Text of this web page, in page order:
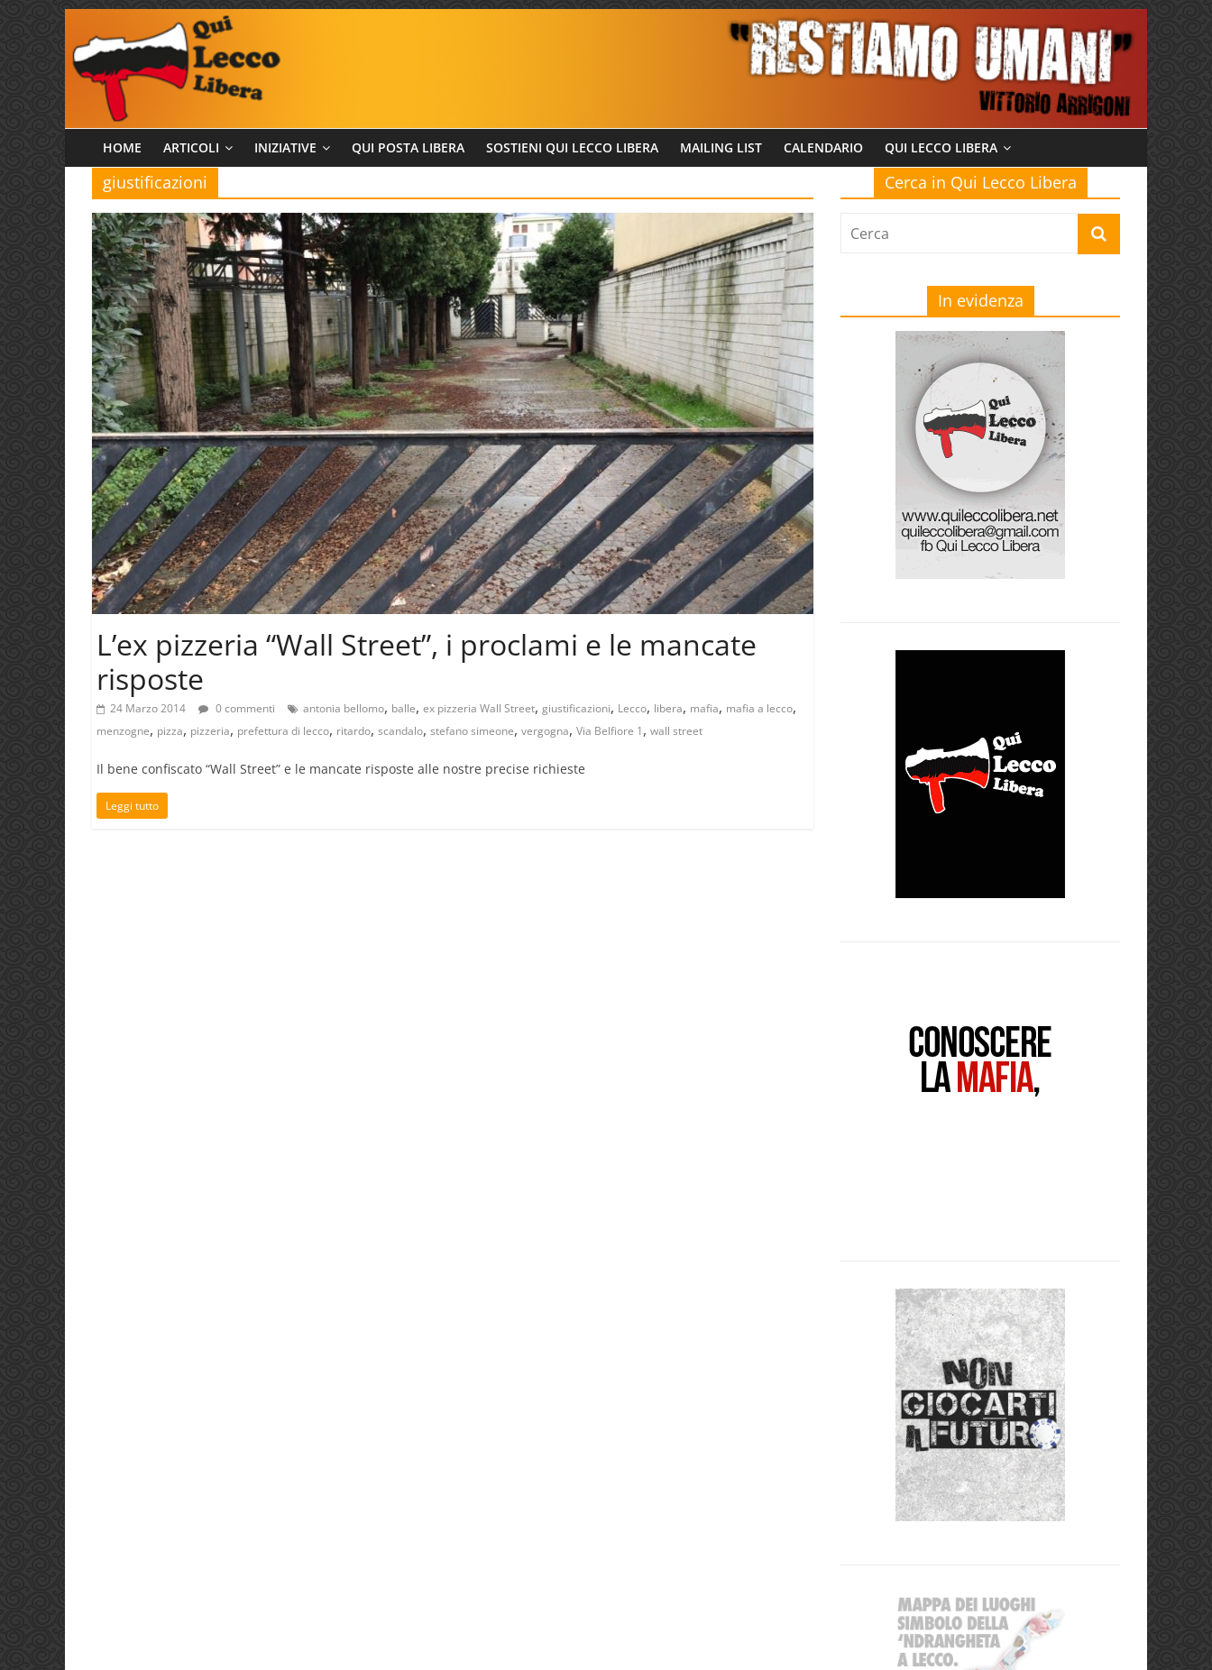
contenuto
Qui
Lecco
Libera
HOME ARTICOLI INIZIATIVE QUI POSTA LIBERA SOSTIENI QUI LECCO LIBERA MAILING LIST CALENDARIO QUI LECCO LIBERA
giustificazioni
L’ex pizzeria “Wall Street”, i proclami e le mancate
risposte
24 Marzo 2014 0 commenti antonia bellomo, balle, ex pizzeria Wall Street, giustificazioni, Lecco, libera, mafia, mafia a lecco,
menzogne, pizza, pizzeria, prefettura di lecco, ritardo, scandalo, stefano simeone, vergogna, Via Belfiore 1, wall street
Il bene confiscato “Wall Street” e le mancate risposte alle nostre precise richieste
Leggi tutto
Cerca in Qui Lecco Libera
In evidenza